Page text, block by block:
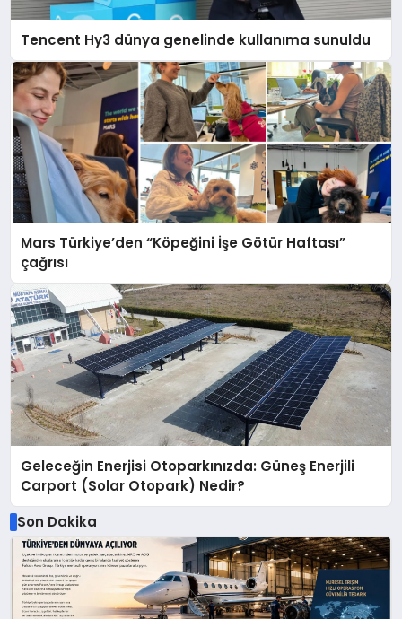
Tencent Hy3 dünya genelinde kullanıma sunuldu
Mars Türkiye’den “Köpeğini İşe Götür Haftası”
çağrısı
Geleceğin Enerjisi Otoparkınızda: Güneş Enerjili
Carport (Solar Otopark) Nedir?
Son Dakika